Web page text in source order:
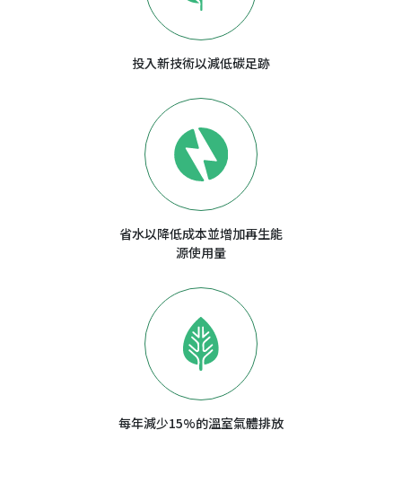
投入新技術以減低碳足跡
省水以降低成本並增加再生能
源使用量
每年減少15%的溫室氣體排放